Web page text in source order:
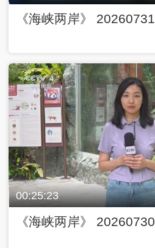
《海峡两岸》 20260731
00:25:23
《海峡两岸》 20260730